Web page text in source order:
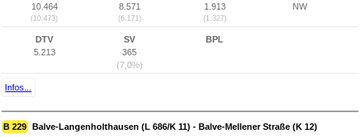
10.464
(10.473)
8.571
(6.171)
1.913
(1.327)
NW
DTV
5.213
SV
365
(7,0%)
BPL
Infos...
B 229 Balve-Langenholthausen (L 686/K 11) - Balve-Mellener Straße (K 12)